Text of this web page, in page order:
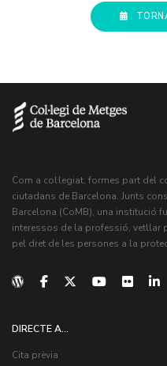
Com a col·legiat, formes part del
ciutadans de Barcelona. Junts
Barcelona (CoMB), una institució
interessos de la professió, vetllar
pel dret de les persones a la
DIRECTE A...
Cita prèvia